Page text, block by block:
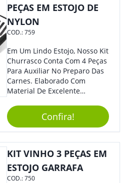
PEÇAS EM ESTOJO DE
NYLON
COD.:759
Em Um Lindo Estojo, Nosso Kit
Churrasco Conta Com 4 Peças
Para Auxiliar No Preparo Das
Carnes. Elaborado Com
Material De Excelente
Tradicional, Sem Dúvidas É O
Brinde Certo Para Todos Os
Públicos. Personalize-O Com
Sua Marca. Seus Clientes E
Colaboradores Com Certeza
Confira!
KIT VINHO 3 PEÇAS EM
ESTOJO GARRAFA
COD.:750